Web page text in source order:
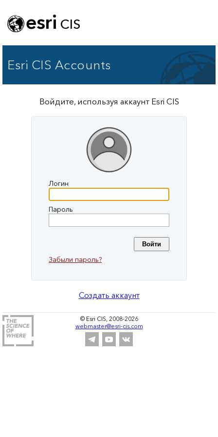
esri CIS
Esri CIS Accounts
Войдите, используя аккаунт Esri CIS
Логин
Пароль
Забыли пароль?
Создать аккаунт
© Esri CIS, 2008-2026
webmaster@esri-cis.com